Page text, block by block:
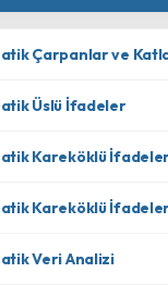
Çarpanlar ve
Üslü İfadeler
Kareköklü
Kareköklü
Veri Analizi